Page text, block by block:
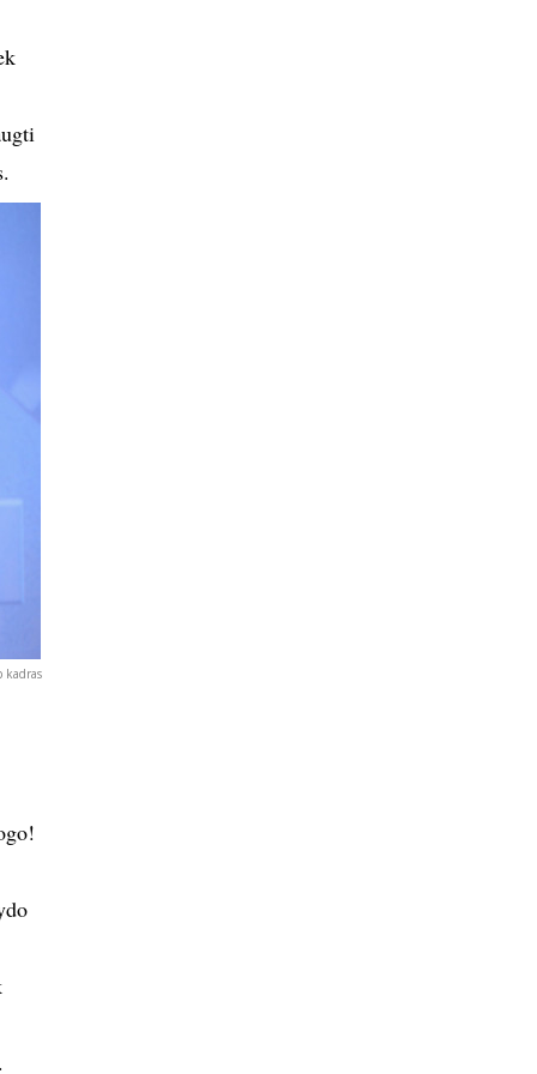
kadras